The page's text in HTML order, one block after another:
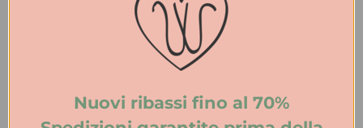
Il crop pull è molto di tendenza tra le
giovanissime per valorizzare il punto vita.
Eccolo abbinato ad una minigonna
tartan. ©Pinterest
Nuovi ribassi fino al 70%